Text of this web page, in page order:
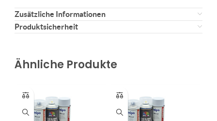
Zusätzliche Informationen
Produktsicherheit
Ähnliche Produkte